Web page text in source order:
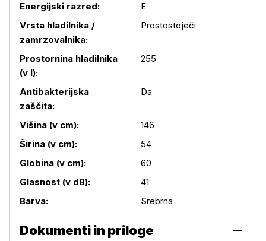
Podrobnosti izdelka
Energijski razred:
E
Vrsta hladilnika /
zamrzovalnika:
Prostostoječi
Prostornina hladilnika
(v l):
255
Antibakterijska
zaščita:
Da
Višina (v cm):
146
Širina (v cm):
54
Globina (v cm):
60
Glasnost (v dB):
41
Barva:
Srebrna
Dokumenti in priloge